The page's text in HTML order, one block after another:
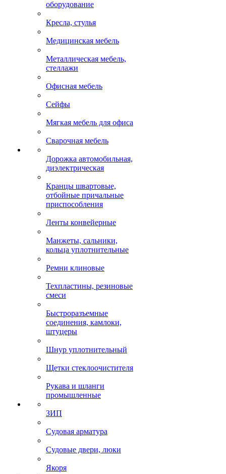
оборудование
Кресла, стулья
Медицинская мебель
Металлическая мебель,
стеллажи
Офисная мебель
Сейфы
Мягкая мебель для офиса
Сварочная мебель
Дорожка автомобильная,
диэлектрическая
Кранцы швартовые,
отбойные причальные
приспособления
Ленты конвейерные
Манжеты, сальники,
кольца уплотнительные
Ремни клиновые
Техпластины, резиновые
смеси
Быстроразъемные
соединения, камлоки,
штуцеры
Шнур уплотнительный
Щетки стеклоочистителя
Рукава и шланги
промышленные
ЗИП
Судовая арматура
Судовые двери, люки
Якоря